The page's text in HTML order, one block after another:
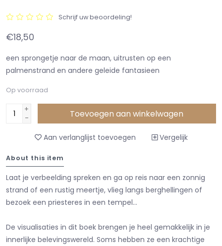
Schrijf uw beoordeling!
€18,50
een sprongetje naar de maan, uitrusten op een
palmenstrand en andere geleide fantasieen
Op voorraad
+
-
Toevoegen aan winkelwagen
Aan verlanglijst toevoegen Vergelijk
About this item
Laat je verbeelding spreken en ga op reis naar een zonnig
strand of een rustig meertje, vlieg langs berghellingen of
bezoek een priesteres in een tempel...
De visualisaties in dit boek brengen je heel gemakkelijk in je
innerlijke belevingswereld. Soms hebben ze een krachtige